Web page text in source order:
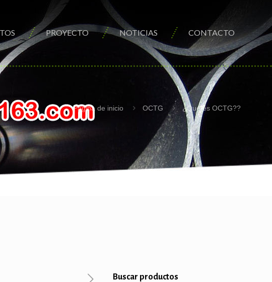
PROYECTO NOTICIAS CONTACTO
Página de inicio OCTG ¿Qué es OCTG??
Buscar productos